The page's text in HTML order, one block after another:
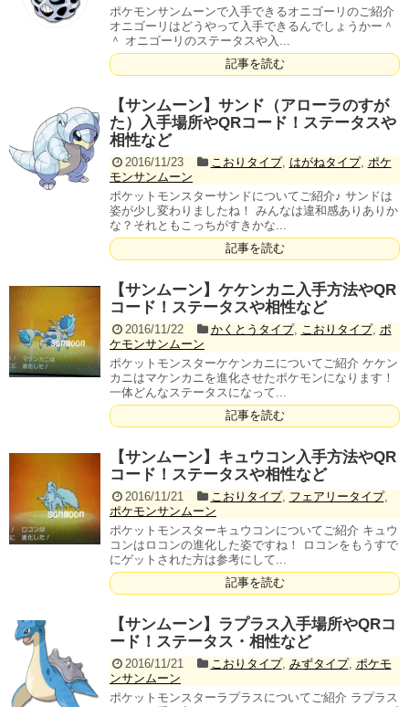
ポケモンサンムーンで入手できるオニゴーリのご紹介
オニゴーリはどうやって入手できるんでしょうかー＾
＾ オニゴーリのステータスや入...
記事を読む
【サンムーン】サンド（アローラのすが
た）入手場所やQRコード！ステータスや
相性など
2016/11/23 こおりタイプ, はがねタイプ, ポケ
モンサンムーン
ポケットモンスターサンドについてご紹介♪ サンドは
姿が少し変わりましたね！ みんなは違和感ありありか
な？それともこっちがすきかな...
記事を読む
【サンムーン】ケケンカニ入手方法やQR
コード！ステータスや相性など
2016/11/22 かくとうタイプ, こおりタイプ, ポ
ケモンサンムーン
ポケットモンスターケケンカニについてご紹介 ケケン
カニはマケンカニを進化させたポケモンになります！
一体どんなステータスになって...
記事を読む
【サンムーン】キュウコン入手方法やQR
コード！ステータスや相性など
2016/11/21 こおりタイプ, フェアリータイプ,
ポケモンサンムーン
ポケットモンスターキュウコンについてご紹介 キュウ
コンはロコンの進化した姿ですね！ ロコンをもうすで
にゲットされた方は参考にして...
記事を読む
【サンムーン】ラプラス入手場所やQRコ
ード！ステータス・相性など
2016/11/21 こおりタイプ, みずタイプ, ポケモ
ンサンムーン
ポケットモンスターラプラスについてご紹介 ラプラス